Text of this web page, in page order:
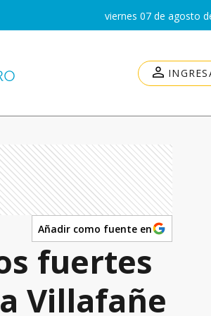
viernes 07 de agosto
Añadir como fuente en
fuertes
Villafañe